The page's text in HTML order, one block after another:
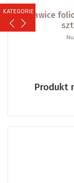
KATEGORIERękawice
Produkt